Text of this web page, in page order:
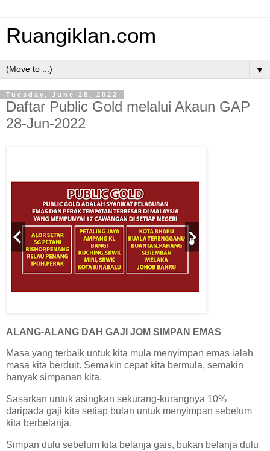
Ruangiklan.com
▼
Tuesday, June 28, 2022
Daftar Public Gold melalui Akaun GAP
28-Jun-2022
ALANG-ALANG DAH GAJI JOM SIMPAN EMAS
Masa yang terbaik untuk kita mula menyimpan emas ialah
masa kita berduit. Semakin cepat kita bermula, semakin
banyak simpanan kita.
Sasarkan untuk asingkan sekurang-kurangnya 10%
daripada gaji kita setiap bulan untuk menyimpan sebelum
kita berbelanja.
Simpan dulu sebelum kita belanja gais, bukan belanja dulu